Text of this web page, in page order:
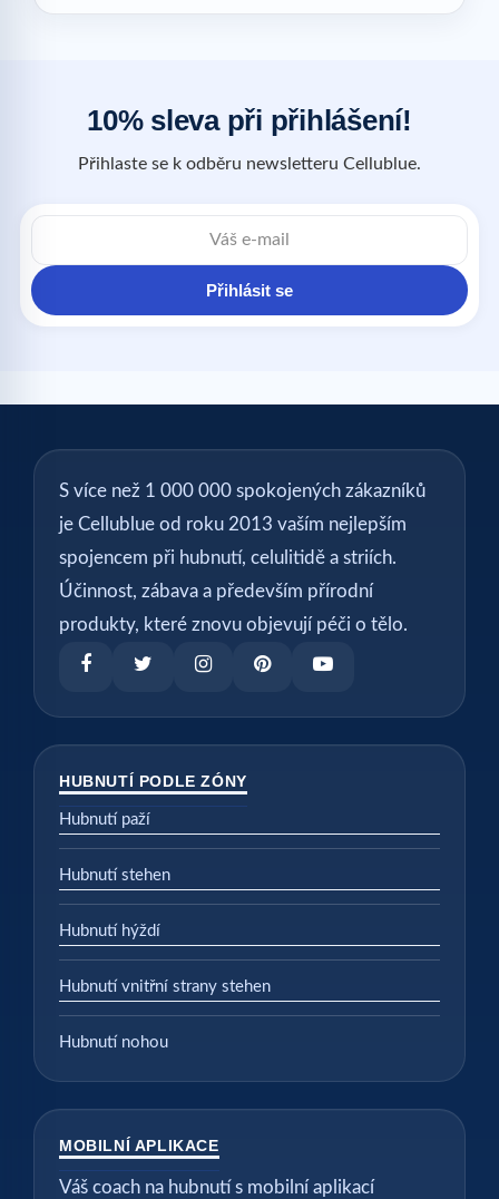
10% sleva při přihlášení!
Přihlaste se k odběru newsletteru Cellublue.
Přihlásit se
S více než 1 000 000 spokojených zákazníků
je Cellublue od roku 2013 vaším nejlepším
spojencem při hubnutí, celulitidě a striích.
Účinnost, zábava a především přírodní
produkty, které znovu objevují péči o tělo.
HUBNUTÍ PODLE ZÓNY
Hubnutí paží
Hubnutí stehen
Hubnutí hýždí
Hubnutí vnitřní strany stehen
Hubnutí nohou
MOBILNÍ APLIKACE
Váš coach na hubnutí s mobilní aplikací